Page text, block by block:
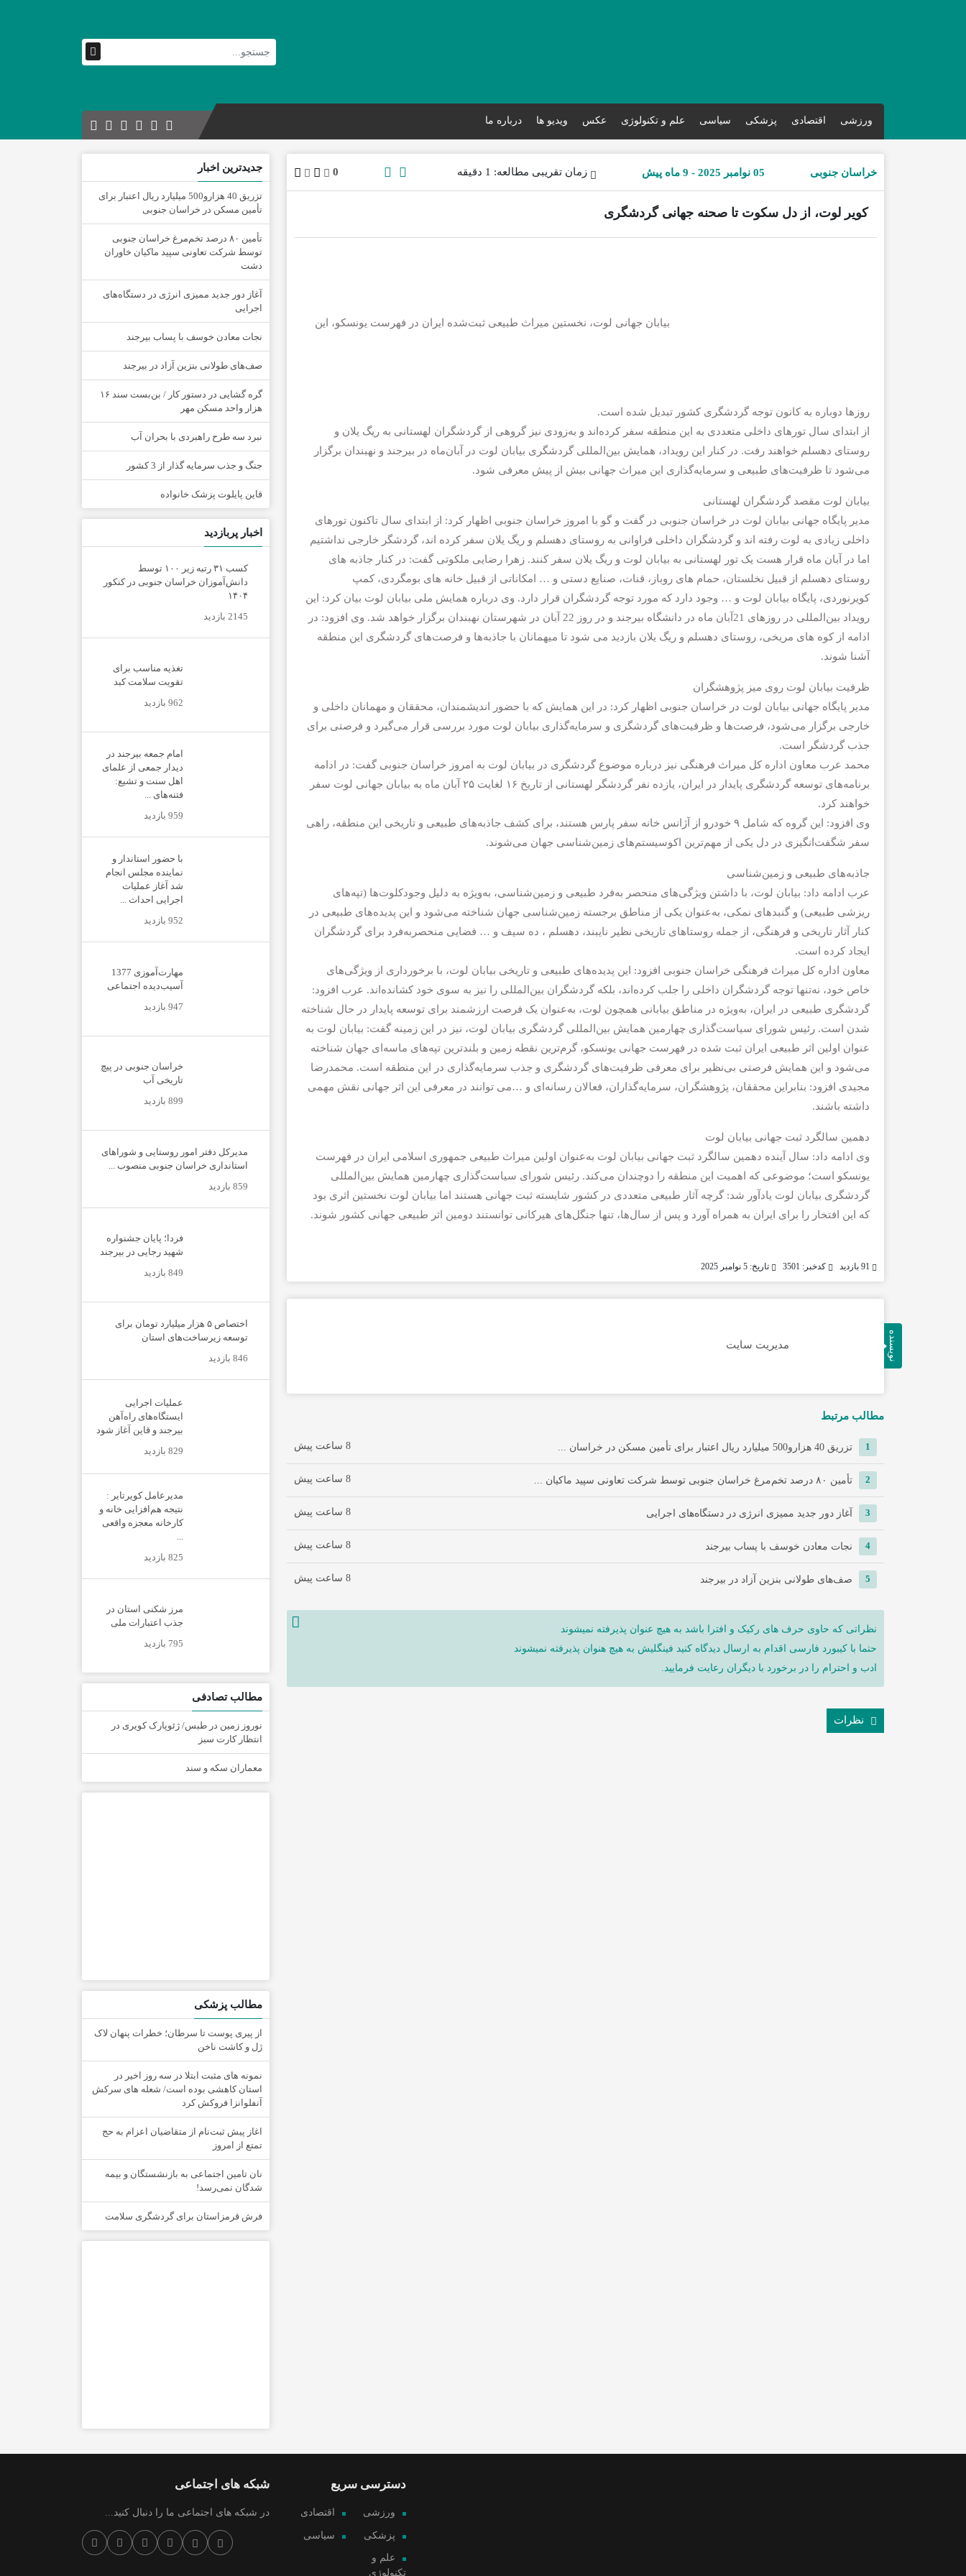
ورزشی اقتصادی پزشکی سیاسی علم و تکنولوژی عکس ویدیو ها درباره ما
خراسان جنوبی 05 نوامبر 2025 - 9 ماه پیش زمان تقریبی مطالعه: 1 دقیقه 0
کویر لوت، از دل سکوت تا صحنه جهانی گردشگری
بیابان جهانی لوت، نخستین میراث طبیعی ثبت‌شده ایران در فهرست یونسکو، این
روزها دوباره به کانون توجه گردشگری کشور تبدیل شده است.
از ابتدای سال تورهای داخلی متعددی به این منطقه سفر کرده‌اند و به‌زودی نیز گروهی از گردشگران لهستانی به ریگ یلان و
روستای دهسلم خواهند رفت. در کنار این رویداد، همایش بین‌المللی گردشگری بیابان لوت در آبان‌ماه در بیرجند و نهبندان برگزار
می‌شود تا ظرفیت‌های طبیعی و سرمایه‌گذاری این میراث جهانی بیش از پیش معرفی شود.
بیابان لوت مقصد گردشگران لهستانی
مدیر پایگاه جهانی بیابان لوت در خراسان جنوبی در گفت و گو با امروز خراسان جنوبی اظهار کرد: از ابتدای سال تاکنون تورهای
داخلی زیادی به لوت رفته اند و گردشگران داخلی فراوانی به روستای دهسلم و ریگ یلان سفر کرده اند، گردشگر خارجی نداشتیم
اما در آبان ماه قرار هست یک تور لهستانی به بیابان لوت و ریگ یلان سفر کنند. زهرا رضایی ملکوتی گفت: در کنار جاذبه های
روستای دهسلم از قبیل نخلستان، حمام های روباز، قنات، صنایع دستی و … امکاناتی از قبیل خانه های بومگردی، کمپ
کویرنوردی، پایگاه بیابان لوت و … وجود دارد که مورد توجه گردشگران قرار دارد. وی درباره همایش ملی بیابان لوت بیان کرد: این
رویداد بین‌المللی در روزهای 21آبان ماه در دانشگاه بیرجند و در روز 22 آبان در شهرستان نهبندان برگزار خواهد شد. وی افزود: در
ادامه از کوه های مریخی، روستای دهسلم و ریگ یلان بازدید می شود تا میهمانان با جاذبه‌ها و فرصت‌های گردشگری این منطقه
آشنا شوند.
ظرفیت بیابان لوت روی میز پژوهشگران
مدیر پایگاه جهانی بیابان لوت در خراسان جنوبی اظهار کرد: در این همایش که با حضور اندیشمندان، محققان و مهمانان داخلی و
خارجی برگزار می‌شود، فرصت‌ها و ظرفیت‌های گردشگری و سرمایه‌گذاری بیابان لوت مورد بررسی قرار می‌گیرد و فرصتی برای
جذب گردشگر است.
محمد عرب معاون اداره کل میراث فرهنگی نیز درباره موضوع گردشگری در بیابان لوت به امروز خراسان جنوبی گفت: در ادامه
برنامه‌های توسعه گردشگری پایدار در ایران، یازده نفر گردشگر لهستانی از تاریخ ۱۶ لغایت ۲۵ آبان ماه به بیابان جهانی لوت سفر
خواهند کرد.
وی افزود: این گروه که شامل ۹ خودرو از آژانس خانه سفر پارس هستند، برای کشف جاذبه‌های طبیعی و تاریخی این منطقه، راهی
سفر شگفت‌انگیزی در دل یکی از مهم‌ترین اکوسیستم‌های زمین‌شناسی جهان می‌شوند.
جاذبه‌های طبیعی و زمین‌شناسی
عرب ادامه داد: بیابان لوت، با داشتن ویژگی‌های منحصر به‌فرد طبیعی و زمین‌شناسی، به‌ویژه به دلیل وجودکلوت‌ها (تپه‌های
ریزشی طبیعی) و گنبدهای نمکی، به‌عنوان یکی از مناطق برجسته زمین‌شناسی جهان شناخته می‌شود و این پدیده‌های طبیعی در
کنار آثار تاریخی و فرهنگی، از جمله روستاهای تاریخی نظیر نایبند، دهسلم ، ده سیف و … فضایی منحصربه‌فرد برای گردشگران
ایجاد کرده است.
معاون اداره کل میراث فرهنگی خراسان جنوبی افزود: این پدیده‌های طبیعی و تاریخی بیابان لوت، با برخورداری از ویژگی‌های
خاص خود، نه‌تنها توجه گردشگران داخلی را جلب کرده‌اند، بلکه گردشگران بین‌المللی را نیز به سوی خود کشانده‌اند. عرب افزود:
گردشگری طبیعی در ایران، به‌ویژه در مناطق بیابانی همچون لوت، به‌عنوان یک فرصت ارزشمند برای توسعه پایدار در حال شناخته
شدن است. رئیس شورای سیاست‌گذاری چهارمین همایش بین‌المللی گردشگری بیابان لوت، نیز در این زمینه گفت: بیابان لوت به
عنوان اولین اثر طبیعی ایران ثبت شده در فهرست جهانی یونسکو، گرم‌ترین نقطه زمین و بلندترین تپه‌های ماسه‌ای جهان شناخته
می‌شود و این همایش فرصتی بی‌نظیر برای معرفی ظرفیت‌های گردشگری و جذب سرمایه‌گذاری در این منطقه است. محمدرضا
مجیدی افزود: بنابراین محققان، پژوهشگران، سرمایه‌گذاران، فعالان رسانه‌ای و …می توانند در معرفی این اثر جهانی نقش مهمی
داشته باشند.
دهمین سالگرد ثبت جهانی بیابان لوت
وی ادامه داد: سال آینده دهمین سالگرد ثبت جهانی بیابان لوت به‌عنوان اولین میراث طبیعی جمهوری اسلامی ایران در فهرست
یونسکو است؛ موضوعی که اهمیت این منطقه را دوچندان می‌کند. رئیس شورای سیاست‌گذاری چهارمین همایش بین‌المللی
گردشگری بیابان لوت یادآور شد: گرچه آثار طبیعی متعددی در کشور شایسته ثبت جهانی هستند اما بیابان لوت نخستین اثری بود
که این افتخار را برای ایران به همراه آورد و پس از سال‌ها، تنها جنگل‌های هیرکانی توانستند دومین اثر طبیعی جهانی کشور شوند.
کدخبر: 3501 تاریخ: 5 نوامبر 2025
نویسنده مدیریت سایت
مطالب مرتبط
1 تزریق 40 هزارو500 میلیارد ریال اعتبار برای تأمین مسکن در خراسان ... 8 ساعت پیش
2 تأمین ۸۰ درصد تخم‌مرغ خراسان جنوبی توسط شرکت تعاونی سپید ماکیان ... 8 ساعت پیش
3 آغاز دور جدید ممیزی انرژی در دستگاه‌های اجرایی 8 ساعت پیش
4 نجات معادن خوسف با پساب بیرجند 8 ساعت پیش
5 صف‌های طولانی بنزین آزاد در بیرجند 8 ساعت پیش
نظراتی که حاوی حرف های رکیک و افترا باشد به هیچ عنوان پذیرفته نمیشوند
حتما با کیبورد فارسی اقدام به ارسال دیدگاه کنید فینگلیش به هیچ هنوان پذیرفته نمیشوند
ادب و احترام را در برخورد با دیگران رعایت فرمایید.
نظرات
جدیدترین اخبار
تزریق 40 هزارو500 میلیارد ریال اعتبار برای
تأمین مسکن در خراسان جنوبی
تأمین ۸۰ درصد تخم‌مرغ خراسان جنوبی
توسط شرکت تعاونی سپید ماکیان خاوران
دشت
آغاز دور جدید ممیزی انرژی در دستگاه‌های
اجرایی
نجات معادن خوسف با پساب بیرجند
صف‌های طولانی بنزین آزاد در بیرجند
گره گشایی در دستور کار / بن‌بست سند ۱۶
هزار واحد مسکن مهر
نبرد سه طرح راهبردی با بحران آب
جنگ و جذب سرمایه گذار از 3 کشور
قاین پایلوت پزشک خانواده
اخبار پربازدید
کسب ۳۱ رتبه زیر ۱۰۰ توسط
دانش‌آموزان خراسان جنوبی در کنکور
۱۴۰۴
2145 بازدید
تغذیه مناسب برای
تقویت سلامت کبد
962 بازدید
امام جمعه بیرجند در
دیدار جمعی از علمای
اهل سنت و تشیع:
فتنه‌های ...
959 بازدید
با حضور استاندار و
نماینده مجلس انجام
شد آغاز عملیات
اجرایی احداث ...
952 بازدید
مهارت‌آموزی 1377
آسیب‌دیده اجتماعی
947 بازدید
خراسان جنوبی در پیچ
تاریخی آب
899 بازدید
مدیرکل دفتر امور روستایی و شوراهای
استانداری خراسان جنوبی منصوب ...
859 بازدید
فردا؛ پایان جشنواره
شهید رجایی در بیرجند
849 بازدید
اختصاص ۵ هزار میلیارد تومان برای
توسعه زیرساخت‌های استان
846 بازدید
عملیات اجرایی
ایستگاه‌های راه‌آهن
بیرجند و قاین آغاز شود
829 بازدید
مدیرعامل کویرتایر :
نتیجه هم‌افزایی خانه و
کارخانه معجزه واقعی
...
825 بازدید
مرز شکنی استان در
جذب اعتبارات ملی
795 بازدید
مطالب تصادفی
نوروز زمین در طبس/ ژئوپارک کویری در
انتظار کارت سبز
معماران سکه و سند
مطالب پزشکی
از پیری پوست تا سرطان؛ خطرات پنهان لاک
ژل و کاشت ناخن
نمونه های مثبت ابتلا در سه روز اخیر در
استان کاهشی بوده است/ شعله های سرکش
آنفلوانزا فروکش کرد
اغاز پیش ثبت‌نام از متقاضیان اعزام به حج
تمتع از امروز
نان تامین اجتماعی به بازنشستگان و بیمه
شدگان نمی‌رسد!
فرش قرمزاستان برای گردشگری سلامت
دسترسی سریع
ورزشی اقتصادی
پزشکی سیاسی
علم و
تکنولوژی
شبکه های اجتماعی
در شبکه های اجتماعی ما را دنبال کنید...